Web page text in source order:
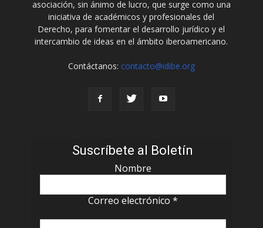
asociación, sin ánimo de lucro, que surge como una
iniciativa de académicos y profesionales del
Derecho, para fomentar el desarrollo jurídico y el
intercambio de ideas en el ámbito iberoamericano.
Contáctanos: contacto@idibe.org
Suscríbete al Boletín
Nombre
Correo electrónico *